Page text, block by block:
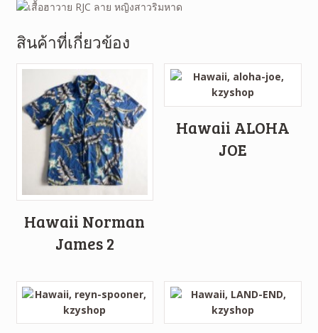
สินค้าที่เกี่ยวข้อง
Hawaii Norman
James 2
Hawaii ALOHA
JOE